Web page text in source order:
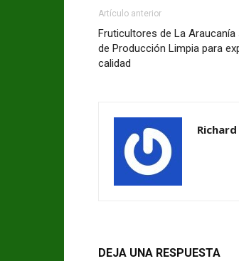
Artículo anterior
Fruticultores de La
de Producción Limpia para
calidad
DEJA UNA RESPUESTA